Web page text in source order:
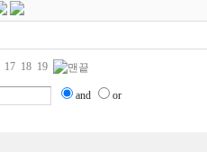
17 18 19
and or